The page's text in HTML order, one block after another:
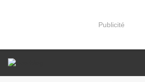
Publicité